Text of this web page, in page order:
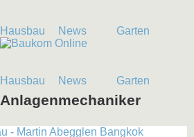
Hausbau News
Garten
Hausbau News
Garten
Anlagenmechaniker